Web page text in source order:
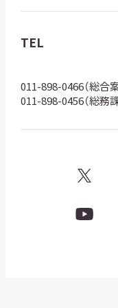
物
館
ゴ
TEL
011-898-0466（総合案
011-898-0456（総務課
X
ゴ
Youtube